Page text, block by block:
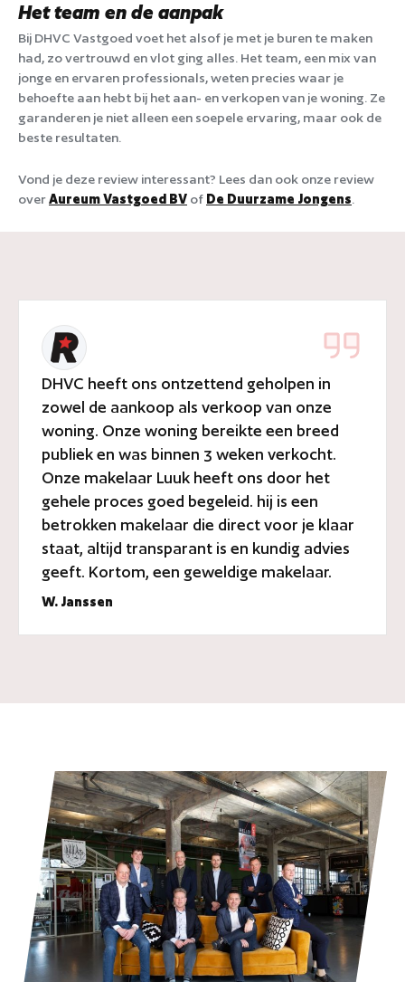
Het team en de aanpak
Bij DHVC Vastgoed voet het alsof je met je buren te maken
had, zo vertrouwd en vlot ging alles. Het team, een mix van
jonge en ervaren professionals, weten precies waar je
behoefte aan hebt bij het aan- en verkopen van je woning. Ze
garanderen je niet alleen een soepele ervaring, maar ook de
beste resultaten.
Vond je deze review interessant? Lees dan ook onze review
overAureum Vastgoed BV of De Duurzame Jongens.
DHVC heeft ons ontzettend geholpen in
zowel de aankoop als verkoop van onze
woning. Onze woning bereikte een breed
publiek en was binnen 3 weken verkocht.
Onze makelaar Luuk heeft ons door het
gehele proces goed begeleid. hij is een
betrokken makelaar die direct voor je klaar
staat, altijd transparant is en kundig advies
geeft. Kortom, een geweldige makelaar.
W. Janssen